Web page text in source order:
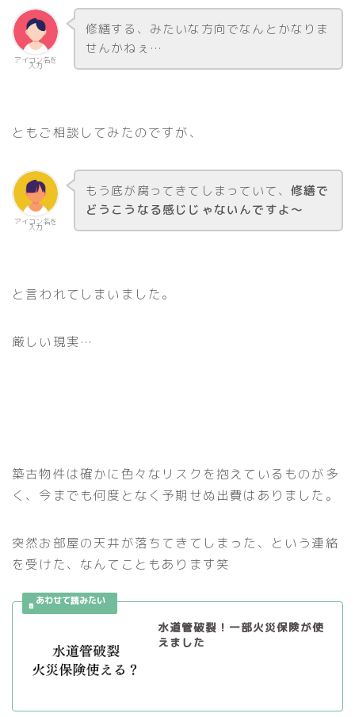
アイコン名を
入力
修繕する、みたいな方向でなんとかなりま
せんかねぇ…
ともご相談してみたのですが、
アイコン名を
入力
もう底が腐ってきてしまっていて、 修繕で
どうこうなる感じじゃないんですよ〜
と言われてしまいました。
厳しい現実…
築古物件は確かに色々なリスクを抱えているものが多
く、今までも何度となく予期せぬ出費はありました。
突然お部屋の天井が落ちてきてしまった、という連絡
を受けた、なんてこともあります笑
水道管破裂！一部火災保険が使
えました